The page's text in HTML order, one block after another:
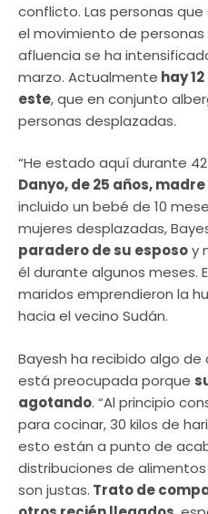
conflicto. Las personas
el movimiento de
afluencia se ha
marzo. Actualmente hay
este, que en conjunto
personas desplazadas.
“He estado aquí durante
Danyo, de 25 años,
incluido un bebé de 10
mujeres desplazadas,
paradero de su esposoy
él durante algunos meses.
maridos emprendieron la
hacia el vecino Sudán.
Bayesh ha recibido algo
está preocupada porque
agotando. “Al principio
para cocinar, 30 kilos de
esto están a punto de
distribuciones de
son justas. Trato de